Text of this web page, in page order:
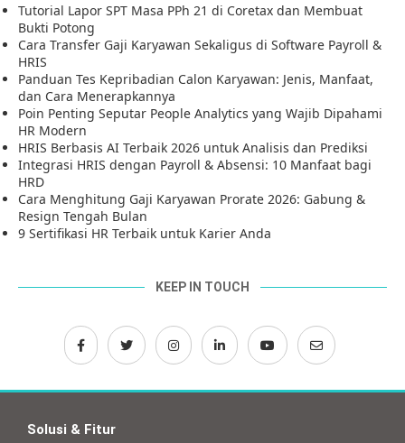
Tutorial Lapor SPT Masa PPh 21 di Coretax dan Membuat
Bukti Potong
Cara Transfer Gaji Karyawan Sekaligus di Software Payroll &
HRIS
Panduan Tes Kepribadian Calon Karyawan: Jenis, Manfaat,
dan Cara Menerapkannya
Poin Penting Seputar People Analytics yang Wajib Dipahami
HR Modern
HRIS Berbasis AI Terbaik 2026 untuk Analisis dan Prediksi
Integrasi HRIS dengan Payroll & Absensi: 10 Manfaat bagi
HRD
Cara Menghitung Gaji Karyawan Prorate 2026: Gabung &
Resign Tengah Bulan
9 Sertifikasi HR Terbaik untuk Karier Anda
KEEP IN TOUCH
Solusi & Fitur